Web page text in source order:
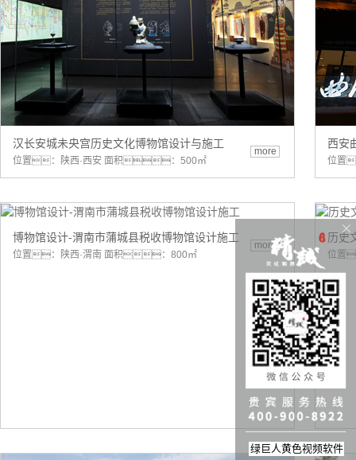
汉长安城未央宫历史文化博物馆设计与施工
位置：陕西·西安 面积：500㎡
more
西安
位置
博物馆设计-渭南市蒲城县税收博物馆设计施工
位置：陕西·渭南 面积：800㎡
more
历史
位置
绿巨人黄色视频软件